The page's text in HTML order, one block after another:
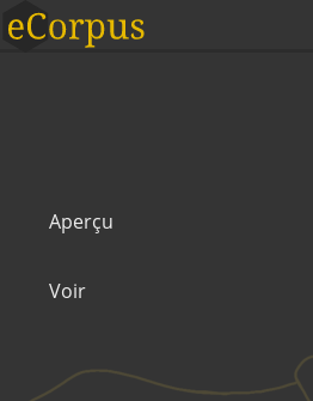
Aperçu
Voir